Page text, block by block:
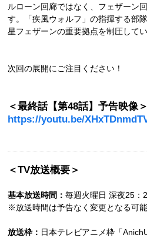
ルローン回廊ではなく、フェザーン
す。「疾風ウォルフ」の指揮する部
星フェザーンの重要拠点を制圧して
次回の展開にご注目ください！
＜最終話【第48話】予告映像＞
https://youtu.be/
＜TV放送概要＞
基本放送時間：毎週火曜日 深夜25：
※放送時間は予告なく変更となる可能
放送枠： 日本テレビアニメ枠「AnichU